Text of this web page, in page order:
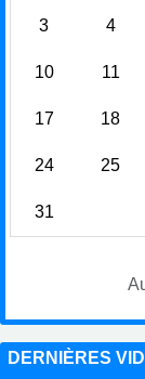
3 4
10 11
17 18
24 25
31
DERNIÈRES